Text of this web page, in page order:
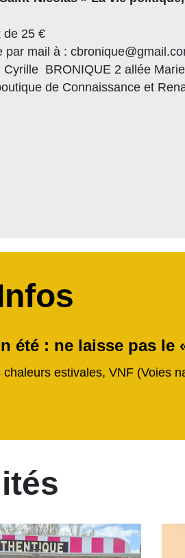
de 25 €
par mail à :
Cyrille BRONIQUE 2 allée
de Connaissance et
été : ne laisse pas le
estivales, VNF (Voies